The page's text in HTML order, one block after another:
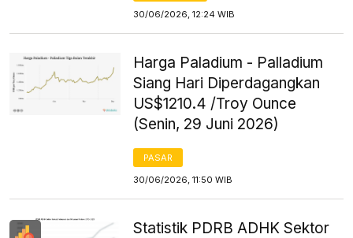
30/06/2026, 12:24 WIB
Harga Paladium - Palladium
Siang Hari Diperdagangkan
US$1210.4 /Troy Ounce
(Senin, 29 Juni 2026)
PASAR
30/06/2026, 11:50 WIB
Statistik PDRB ADHK Sektor